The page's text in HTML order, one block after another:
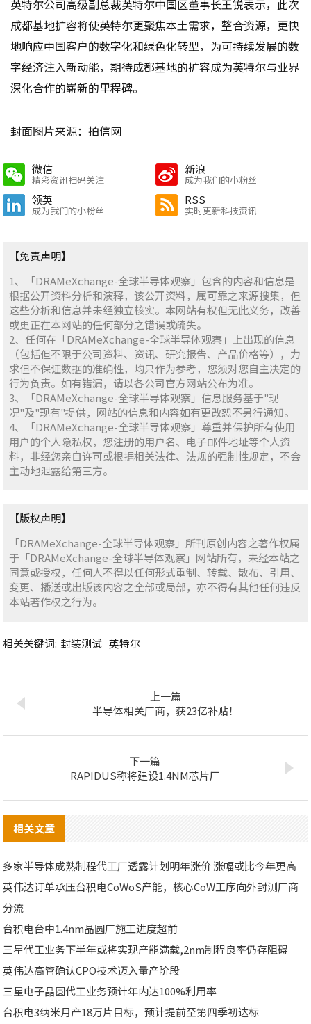
英特尔公司高级副总裁英特尔中国区董事长王锐表示，此次
成都基地扩容将使英特尔更聚焦本土需求，整合资源，更快
地响应中国客户的数字化和绿色化转型，为可持续发展的数
字经济注入新动能，期待成都基地的扩容成为英特尔与业界
深化合作的崭新的里程碑。
封面图片来源：拍信网
微信
精彩资讯扫码关注
新浪
成为我们的小粉丝
领英
成为我们的小粉丝
RSS
实时更新科技资讯
【免责声明】
1、「DRAMeXchange-全球半导体观察」包含的内容和信息是
根据公开资料分析和演释，该公开资料，属可靠之来源搜集，但
这些分析和信息并未经独立核实。本网站有权但无此义务，改善
或更正在本网站的任何部分之错误或疏失。
2、任何在「DRAMeXchange-全球半导体观察」上出现的信息
（包括但不限于公司资料、资讯、研究报告、产品价格等），力
求但不保证数据的准确性，均只作为参考，您须对您自主决定的
行为负责。如有错漏，请以各公司官方网站公布为准。
3、「DRAMeXchange-全球半导体观察」信息服务基于"现
况"及"现有"提供，网站的信息和内容如有更改恕不另行通知。
4、「DRAMeXchange-全球半导体观察」尊重并保护所有使用
用户的个人隐私权，您注册的用户名、电子邮件地址等个人资
料，非经您亲自许可或根据相关法律、法规的强制性规定，不会
主动地泄露给第三方。
【版权声明】
「DRAMeXchange-全球半导体观察」所刊原创内容之著作权属
于「DRAMeXchange-全球半导体观察」网站所有，未经本站之
同意或授权，任何人不得以任何形式重制、转载、散布、引用、
变更、播送或出版该内容之全部或局部，亦不得有其他任何违反
本站著作权之行为。
相关关键词: 封装测试 英特尔
上一篇
半导体相关厂商，获23亿补贴！
下一篇
RAPIDUS称将建设1.4NM芯片厂
相关文章
多家半导体成熟制程代工厂透露计划明年涨价 涨幅或比今年更高
英伟达订单承压台积电CoWoS产能，核心CoW工序向外封测厂商
分流
台积电台中1.4nm晶圆厂施工进度超前
三星代工业务下半年或将实现产能满载,2nm制程良率仍存阻碍
英伟达高管确认CPO技术迈入量产阶段
三星电子晶圆代工业务预计年内达100%利用率
台积电3纳米月产18万片目标，预计提前至第四季初达标